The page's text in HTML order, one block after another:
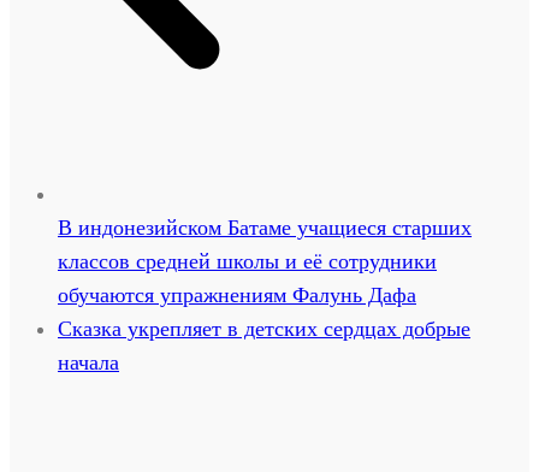
В индонезийском Батаме учащиеся старших
классов средней школы и её сотрудники
обучаются упражнениям Фалунь Дафа
Сказка укрепляет в детских сердцах добрые
начала